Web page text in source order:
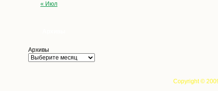
« Июл
Архивы
Copyright ©